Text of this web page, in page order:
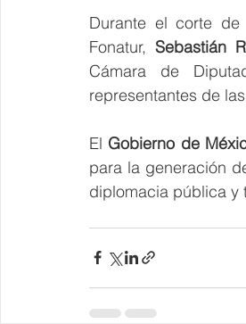
Durante el corte
Fonatur, Sebastián
Cámara de
representantes de
El Gobierno de
para la generación
diplomacia pública y